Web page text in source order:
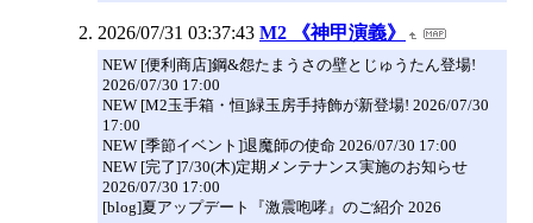
2026/07/31 03:37:43 M2 《神甲演義》
NEW [便利商店]鋼&怨たまうさの壁とじゅうたん登場!
2026/07/30 17:00
NEW [M2玉手箱・恒]緑玉房手持飾が新登場! 2026/07/30
17:00
NEW [季節イベント]退魔師の使命 2026/07/30 17:00
NEW [完了]7/30(木)定期メンテナンス実施のお知らせ
2026/07/30 17:00
[blog]夏アップデート『激震咆哮』のご紹介 2026